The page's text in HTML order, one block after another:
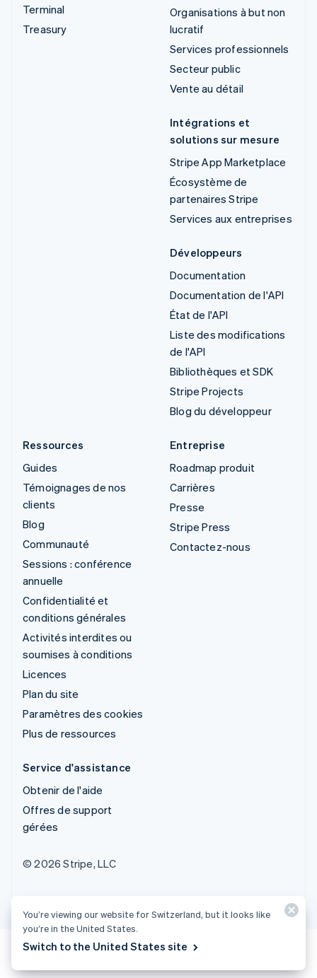
Terminal
Treasury
Organisations à but non
lucratif
Services professionnels
Secteur public
Vente au détail
Intégrations et
solutions sur mesure
Stripe App Marketplace
Écosystème de
partenaires Stripe
Services aux entreprises
Développeurs
Documentation
Documentation de l'API
État de l'API
Liste des modifications
de l'API
Bibliothèques et SDK
Stripe Projects
Blog du développeur
Ressources
Guides
Témoignages de nos
clients
Blog
Communauté
Sessions : conférence
annuelle
Confidentialité et
conditions générales
Activités interdites ou
soumises à conditions
Licences
Plan du site
Paramètres des cookies
Plus de ressources
Entreprise
Roadmap produit
Carrières
Presse
Stripe Press
Contactez-nous
Service d'assistance
Obtenir de l'aide
Offres de support
gérées
© 2026 Stripe, LLC
You’re viewing our website for Switzerland, but it looks like
you’re in the United States.
Switch to the United States site